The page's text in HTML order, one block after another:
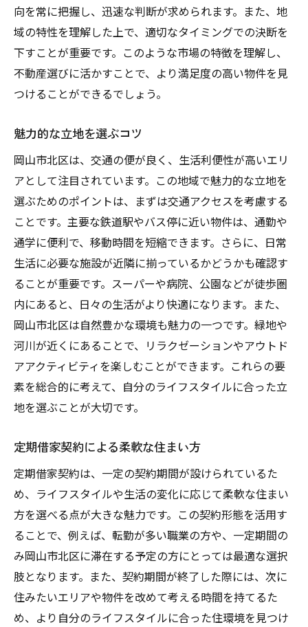
向を常に把握し、迅速な判断が求められます。また、地
域の特性を理解した上で、適切なタイミングでの決断を
下すことが重要です。このような市場の特徴を理解し、
不動産選びに活かすことで、より満足度の高い物件を見
つけることができるでしょう。
魅力的な立地を選ぶコツ
岡山市北区は、交通の便が良く、生活利便性が高いエリ
アとして注目されています。この地域で魅力的な立地を
選ぶためのポイントは、まずは交通アクセスを考慮する
ことです。主要な鉄道駅やバス停に近い物件は、通勤や
通学に便利で、移動時間を短縮できます。さらに、日常
生活に必要な施設が近隣に揃っているかどうかも確認す
ることが重要です。スーパーや病院、公園などが徒歩圏
内にあると、日々の生活がより快適になります。また、
岡山市北区は自然豊かな環境も魅力の一つです。緑地や
河川が近くにあることで、リラクゼーションやアウトド
アアクティビティを楽しむことができます。これらの要
素を総合的に考えて、自分のライフスタイルに合った立
地を選ぶことが大切です。
定期借家契約による柔軟な住まい方
定期借家契約は、一定の契約期間が設けられているた
め、ライフスタイルや生活の変化に応じて柔軟な住まい
方を選べる点が大きな魅力です。この契約形態を活用す
ることで、例えば、転勤が多い職業の方や、一定期間の
み岡山市北区に滞在する予定の方にとっては最適な選択
肢となります。また、契約期間が終了した際には、次に
住みたいエリアや物件を改めて考える時間を持てるた
め、より自分のライフスタイルに合った住環境を見つけ